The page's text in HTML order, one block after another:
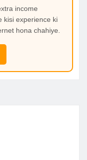
income
kisi experience ki
hona chahiye.